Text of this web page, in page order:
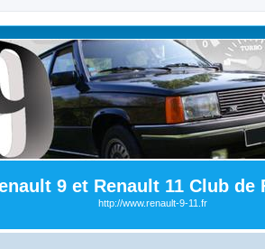
9 et Renault 11 Club de
http://www.renault-9-11.fr